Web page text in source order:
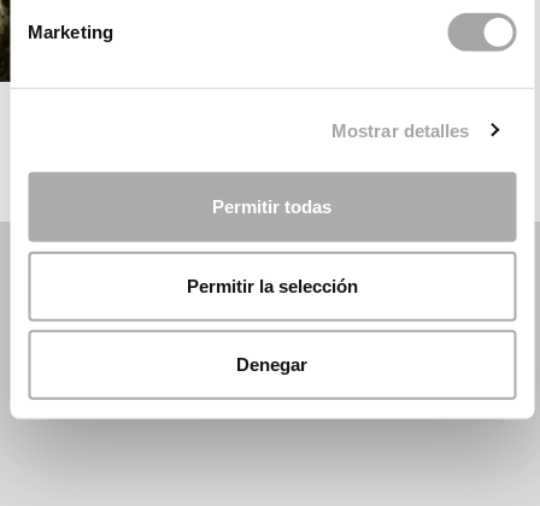
Marketing
Mostrar detalles
Permitir todas
Permitir la selección
Denegar